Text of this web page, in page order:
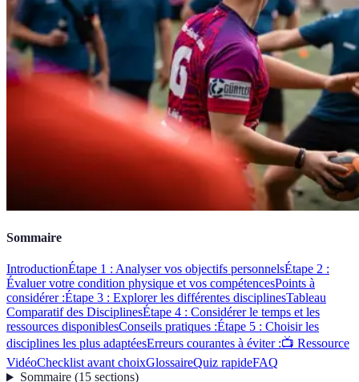
Sommaire
IntroductionÉtape 1 : Analyser vos objectifs personnelsÉtape 2 :
Évaluer votre condition physique et vos compétencesPoints à
considérer :Étape 3 : Explorer les différentes disciplinesTableau
Comparatif des DisciplinesÉtape 4 : Considérer le temps et les
ressources disponiblesConseils pratiques :Étape 5 : Choisir les
disciplines les plus adaptéesErreurs courantes à éviter :📺 Ressource
VidéoChecklist avant choixGlossaireQuiz rapideFAQ
Sommaire(15 sections)